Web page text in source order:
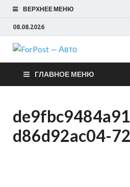
ВЕРХНЕЕ МЕНЮ
08.08.2026
ГЛАВНОЕ МЕНЮ
d86d92ac04-